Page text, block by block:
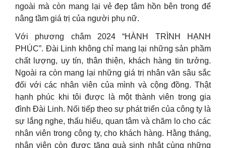
ngoài mà còn mang lại vẻ đẹp tâm hồn bên trong để
nâng tầm giá trị của người phụ nữ.
Với phương châm 2024 “HÀNH TRÌNH HẠNH
PHÚC”. Đài Linh không chỉ mang lại những sản phầm
chất lượng, uy tín, thân thiện, khách hàng tin tưởng.
Ngoài ra còn mang lại những giá trị nhân văn sâu sắc
đối với các nhân viên của mình và cộng đồng. Thật
hạnh phúc khi tôi được là một thành viên trong gia
đình Đài Linh. Nối tiếp theo sự phát triển của công ty là
sự lắng nghe, thấu hiểu, quan tâm và chăm lo cho các
nhân viên trong công ty, cho khách hàng. Hằng tháng,
nhân viên còn được tặng quà sinh nhật cùng những